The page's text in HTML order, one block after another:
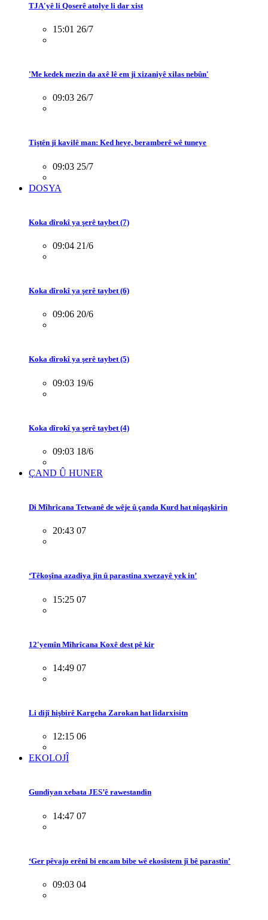
TJA'yê li Qoserê atolye li dar xist
15:01 26/7
'Me kedek mezin da axê lê em ji xizaniyê xilas nebûn'
09:03 26/7
Tiştên ji kavilê man: Ked heye, beramberê wê tuneye
09:03 25/7
DOSYA
Koka dîrokî ya şerê taybet (7)
09:04 21/6
Koka dîrokî ya şerê taybet (6)
09:06 20/6
Koka dîrokî ya şerê taybet (5)
09:03 19/6
Koka dîrokî ya şerê taybet (4)
09:03 18/6
ÇAND Û HUNER
Di Mîhrîcana Tetwanê de wêje û çanda Kurd hat nîqaşkirin
20:43 07
‘Têkoşîna azadiya jin û parastina xwezayê yek in’
15:25 07
12'yemîn Mîhrîcana Koxê dest pê kir
14:49 07
Li dijî hişbirê Kargeha Zarokan hat lidarxisitn
12:15 06
EKOLOJÎ
Gundiyan xebata JES’ê rawestandin
14:47 07
‘Ger pêvajo erênî bi encam bibe wê ekosîstem jî bê parastin’
09:03 04